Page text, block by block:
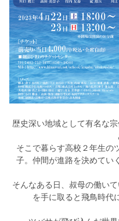
歴史深い地域として有名な
そこで暮らす高校２年生の
子。仲間が進路を決めてい
そんなある日、叔母の働い
を手に取ると飛鳥時代